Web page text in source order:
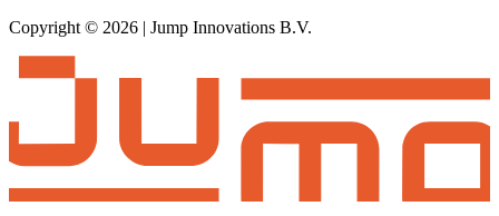
Copyright © 2026 | Jump Innovations B.V.